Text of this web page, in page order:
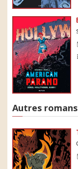
Autres romans